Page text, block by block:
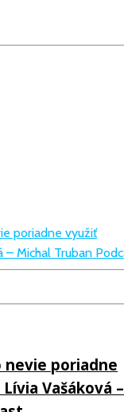
nevie poriadne
Vašáková –